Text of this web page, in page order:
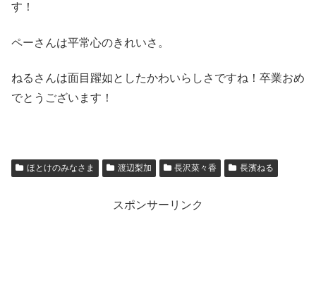
す！
ペーさんは平常心のきれいさ。
ねるさんは面目躍如としたかわいらしさですね！卒業おめ
でとうございます！
ほとけのみなさま 渡辺梨加 長沢菜々香 長濱ねる
スポンサーリンク